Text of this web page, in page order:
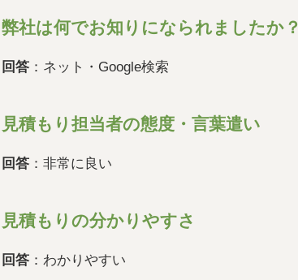
弊社は何でお知りになられましたか？
回答：ネット・Google検索
見積もり担当者の態度・言葉遣い
回答：非常に良い
見積もりの分かりやすさ
回答：わかりやすい